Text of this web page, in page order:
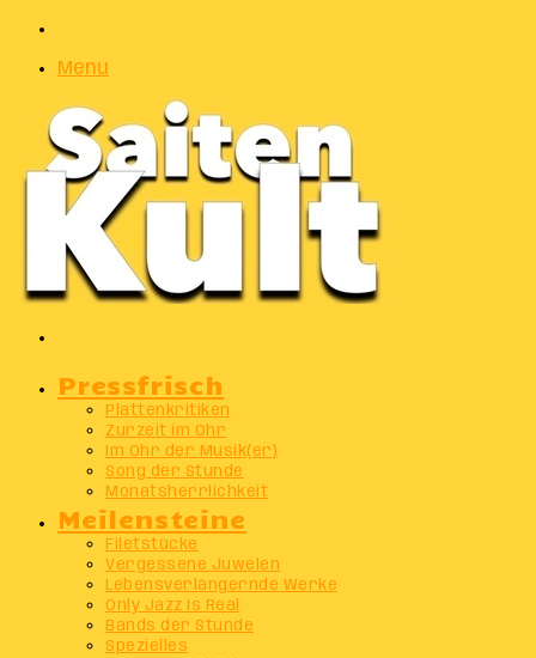
Menu
Pressfrisch
Plattenkritiken
Zurzeit im Ohr
Im Ohr der Musik(er)
Song der Stunde
Monatsherrlichkeit
Meilensteine
Filetstücke
Vergessene Juwelen
Lebensverlängernde Werke
Only Jazz Is Real
Bands der Stunde
Spezielles